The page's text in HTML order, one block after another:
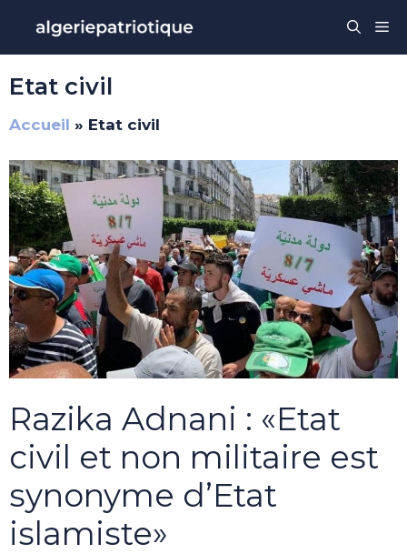
contenu
Etat civil
Accueil » Etat civil
Razika Adnani : «Etat
civil et non militaire est
synonyme d’Etat
islamiste»